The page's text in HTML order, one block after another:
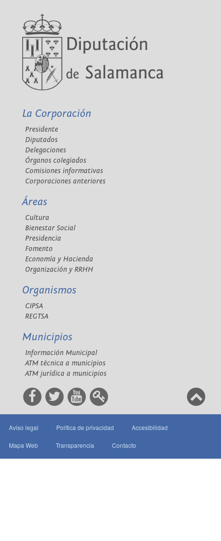
La Corporación
Presidente
Diputados
Delegaciones
Órganos colegiados
Comisiones informativas
Corporaciones anteriores
Áreas
Cultura
Bienestar Social
Presidencia
Fomento
Economía y Hacienda
Organización y RRHH
Organismos
CIPSA
REGTSA
Municipios
Información Municipal
ATM técnica a municipios
ATM jurídica a municipios
Aviso legal Política de privacidad Accesibilidad
Mapa Web Transparencia Contacto